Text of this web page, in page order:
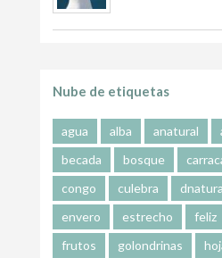
Nube de etiquetas
agua alba anatural
becada
bosque
congo
culebra
envero
estrecho feliz
frutos
golondrinas